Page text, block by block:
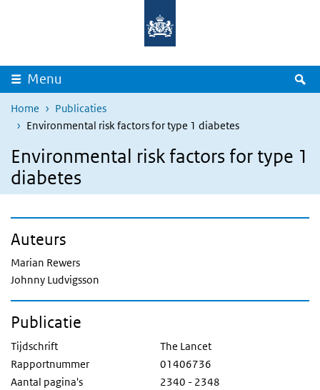
Overslaan en naar de inhoud gaan
Menu
Home
Publicaties
Environmental risk factors for type 1 diabetes
Environmental risk factors for type 1
diabetes
Auteurs
Marian Rewers
Johnny Ludvigsson
Publicatie
Tijdschrift
The Lancet
Rapportnummer
01406736
Aantal pagina's
2340 - 2348